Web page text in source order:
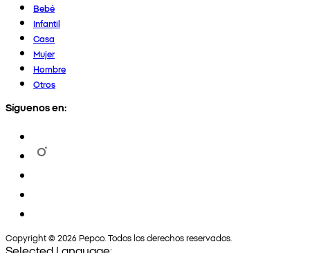
Bebé
Infantil
Casa
Mujer
Hombre
Otros
Síguenos en:
Copyright © 2026 Pepco. Todos los derechos reservados.